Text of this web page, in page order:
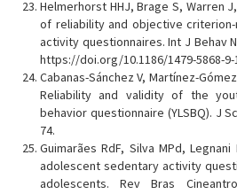
Helmerhorst HHJ, Brage S, Warren
of reliability and objective
activity questionnaires. Int J Behav
https://doi.org/10.1186/1479-5868-9-
Cabanas-Sánchez V, Martínez-
Reliability and validity of the
behavior questionnaire (YLSBQ). J
74.
Guimarães RdF, Silva MPd,
adolescent sedentary activity
adolescents. Rev Bras